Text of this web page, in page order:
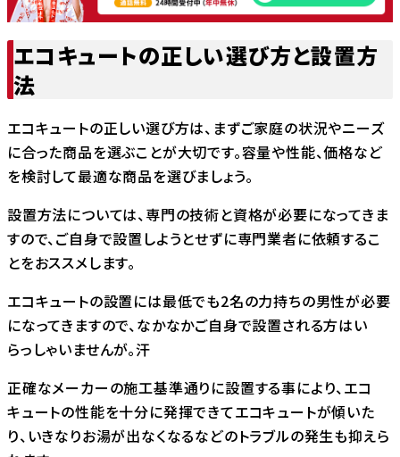
エコキュートの正しい選び方と設置方
法
エコキュートの正しい選び方は、まずご家庭の状況やニーズ
に合った商品を選ぶことが大切です。容量や性能、価格など
を検討して最適な商品を選びましょう。
設置方法については、専門の技術と資格が必要になってきま
すので、ご自身で設置しようとせずに専門業者に依頼するこ
とをおススメします。
エコキュートの設置には最低でも2名の力持ちの男性が必要
になってきますので、なかなかご自身で設置される方はい
らっしゃいませんが。汗
正確なメーカーの施工基準通りに設置する事により、エコ
キュートの性能を十分に発揮できてエコキュートが傾いた
り、いきなりお湯が出なくなるなどのトラブルの発生も抑えら